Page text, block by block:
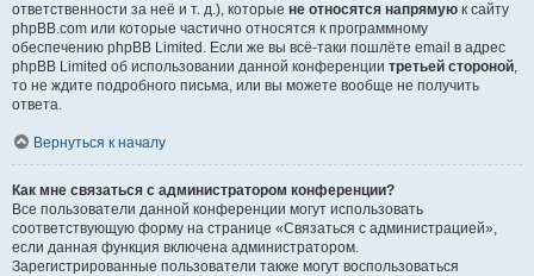
ответственности за неё и т. д.), которые не относятся напрямую к сайту
phpBB.com или которые частично относятся к программному
обеспечению phpBB Limited. Если же вы всё-таки пошлёте email в адрес
phpBB Limited об использовании данной конференции третьей стороной,
то не ждите подробного письма, или вы можете вообще не получить
ответа.
Вернуться к началу
Как мне связаться с администратором конференции?
Все пользователи данной конференции могут использовать
соответствующую форму на странице «Связаться с администрацией»,
если данная функция включена администратором.
Зарегистрированные пользователи также могут воспользоваться